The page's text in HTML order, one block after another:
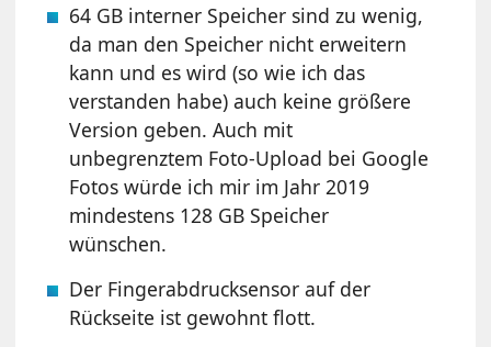
64 GB interner Speicher sind zu wenig,
da man den Speicher nicht erweitern
kann und es wird (so wie ich das
verstanden habe) auch keine größere
Version geben. Auch mit
unbegrenztem Foto-Upload bei Google
Fotos würde ich mir im Jahr 2019
mindestens 128 GB Speicher
wünschen.
Der Fingerabdrucksensor auf der
Rückseite ist gewohnt flott.